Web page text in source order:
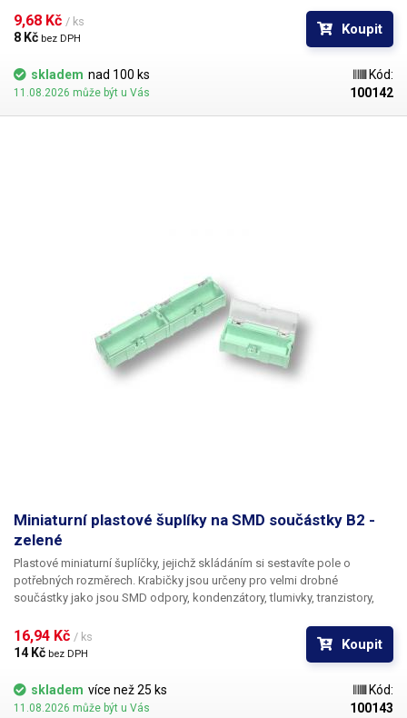
šuplík o vnitřních rozměrech 21 × 17 mm. Shora je průhledný kryt, který
samočinně otevře pružina po odtažení zobáčku.
9,68 Kč / ks
8 Kč bez DPH
Koupit
skladem nad 100 ks
11.08.2026 může být u Vás
Kód:
100142
Miniaturní plastové šuplíky na SMD součástky B2 -
zelené
Plastové miniaturní šuplíčky, jejichž skládáním si sestavíte pole o
potřebných rozměrech. Krabičky jsou určeny pro velmi drobné
součástky jako jsou SMD odpory, kondenzátory, tlumivky, tranzistory,
šuplík o vnitřních rozměrech 70 × 21 mm. Shora je průhledný kryt, který
samočinně otevře pružina po odtažení zobáčku.
16,94 Kč / ks
14 Kč bez DPH
Koupit
skladem více než 25 ks
11.08.2026 může být u Vás
Kód:
100143